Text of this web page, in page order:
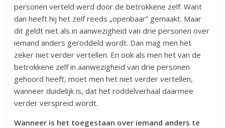
personen verteld werd door de betrokkene zelf. Want
dan heeft hij het zelf reeds „openbaar” gemaakt. Maar
dit geldt niet als in aanwezigheid van drie personen over
iemand anders geroddeld wordt. Dan mag men het
zeker niet verder vertellen. En ook als men het van de
betrokkene zelf in aanwezigheid van drie personen
gehoord heeft, moet men het niet verder vertellen,
wanneer duidelijk is, dat het roddelverhaal daarmee
verder verspreid wordt.
Wanneer is het toegestaan over iemand anders te